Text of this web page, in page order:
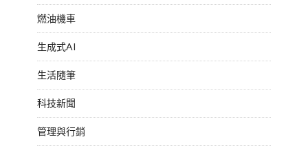
燃油機車
生成式AI
生活隨筆
科技新聞
管理與行銷